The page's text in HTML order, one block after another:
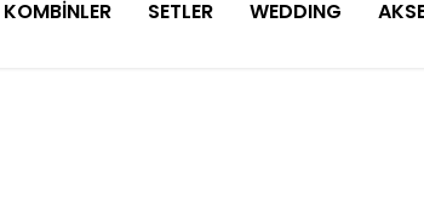
KOMBİNLER SETLER WEDDING